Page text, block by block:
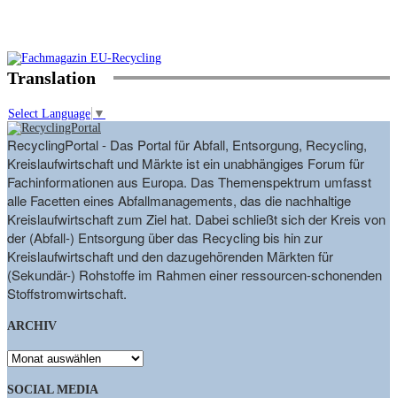
Translation
Select Language ▼
RecyclingPortal - Das Portal für Abfall, Entsorgung, Recycling,
Kreislaufwirtschaft und Märkte ist ein unabhängiges Forum für
Fachinformationen aus Europa. Das Themenspektrum umfasst
alle Facetten eines Abfallmanagements, das die nachhaltige
Kreislaufwirtschaft zum Ziel hat. Dabei schließt sich der Kreis von
der (Abfall-) Entsorgung über das Recycling bis hin zur
Kreislaufwirtschaft und den dazugehörenden Märkten für
(Sekundär-) Rohstoffe im Rahmen einer ressourcen-schonenden
Stoffstromwirtschaft.
ARCHIV
ARCHIV
SOCIAL MEDIA